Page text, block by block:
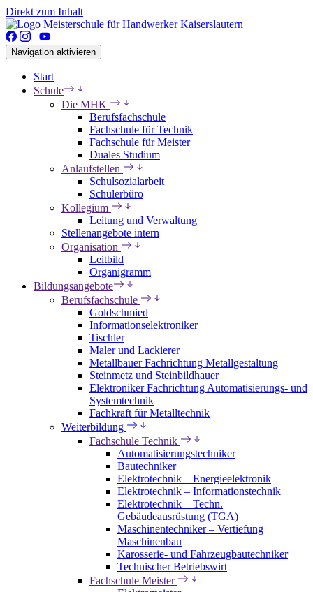
Direkt zum Inhalt
Navigation aktivieren
Start
Schule
Die MHK
Berufsfachschule
Fachschule für Technik
Fachschule für Meister
Duales Studium
Anlaufstellen
Schulsozialarbeit
Schülerbüro
Kollegium
Leitung und Verwaltung
Stellenangebote intern
Organisation
Leitbild
Organigramm
Bildungsangebote
Berufsfachschule
Goldschmied
Informationselektroniker
Tischler
Maler und Lackierer
Metallbauer Fachrichtung Metallgestaltung
Steinmetz und Steinbildhauer
Elektroniker Fachrichtung Automatisierungs- und
Systemtechnik
Fachkraft für Metalltechnik
Weiterbildung
Fachschule Technik
Automatisierungstechniker
Bautechniker
Elektrotechnik – Energieelektronik
Elektrotechnik – Informationstechnik
Elektrotechnik – Techn.
Gebäudeausrüstung (TGA)
Maschinentechniker – Vertiefung
Maschinenbau
Karosserie- und Fahrzeugbautechniker
Technischer Betriebswirt
Fachschule Meister